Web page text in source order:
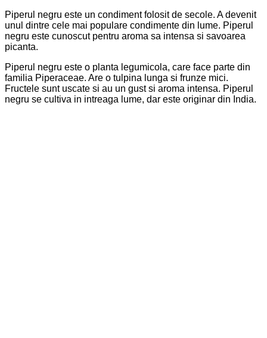
Piperul negru este un condiment folosit de secole. A devenit
unul dintre cele mai populare condimente din lume. Piperul
negru este cunoscut pentru aroma sa intensa si savoarea
picanta.
Piperul negru este o planta legumicola, care face parte din
familia Piperaceae. Are o tulpina lunga si frunze mici.
Fructele sunt uscate si au un gust si aroma intensa. Piperul
negru se cultiva in intreaga lume, dar este originar din India.